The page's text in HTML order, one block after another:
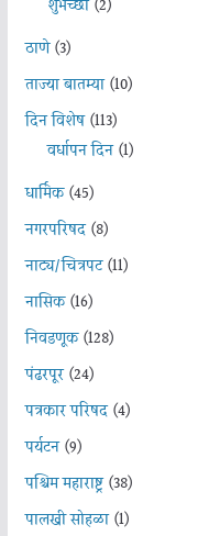
शुभेच्छा(2)
ठाणे(3)
ताज्या बातम्या(10)
दिन विशेष(113)
वर्धापन दिन(1)
धार्मिक(45)
नगरपरिषद(8)
नाट्य/चित्रपट(11)
नासिक(16)
निवडणूक(128)
पंढरपूर(24)
पत्रकार परिषद(4)
पर्यटन(9)
पश्चिम महाराष्ट्र(38)
पालखी सोहळा(1)